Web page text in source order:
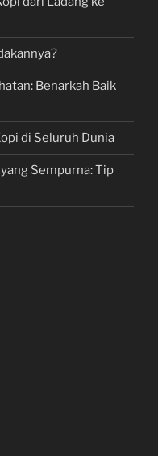
Benarkah Baik
di Seluruh Dunia
Sempurna: Tip